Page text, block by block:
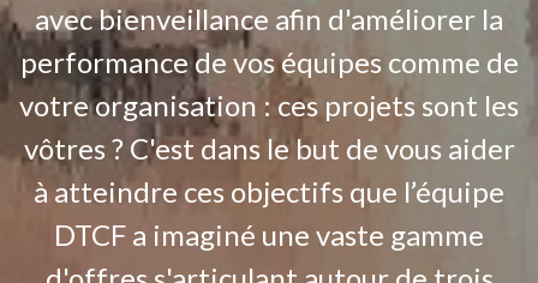
avec bienveillance afin d'améliorer la
performance de vos équipes comme de
votre organisation : ces projets sont les
vôtres ? C'est dans le but de vous aider
à atteindre ces objectifs que l’équipe
DTCF a imaginé une vaste gamme